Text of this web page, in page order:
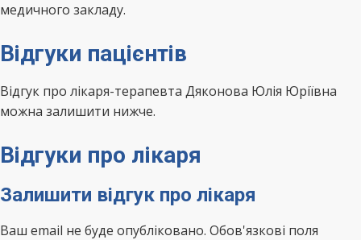
медичного закладу.
Відгуки пацієнтів
Відгук про лікаря-терапевта Дяконова Юлія Юріївна
можна залишити нижче.
Відгуки про лікаря
Залишити відгук про лікаря
Ваш email не буде опубліковано. Обов'язкові поля